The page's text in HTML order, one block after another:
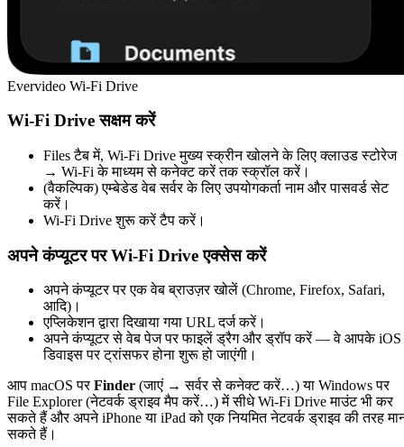
Evervideo Wi-Fi Drive
Wi-Fi Drive सक्षम करें
Files टैब में, Wi-Fi Drive मुख्य स्क्रीन खोलने के लिए क्लाउड स्टोरेज
→ Wi-Fi के माध्यम से कनेक्ट करें तक स्क्रॉल करें।
(वैकल्पिक) एम्बेडेड वेब सर्वर के लिए उपयोगकर्ता नाम और पासवर्ड सेट
करें।
Wi-Fi Drive शुरू करें टैप करें।
अपने कंप्यूटर पर Wi-Fi Drive एक्सेस करें
अपने कंप्यूटर पर एक वेब ब्राउज़र खोलें (Chrome, Firefox, Safari,
आदि)।
एप्लिकेशन द्वारा दिखाया गया URL दर्ज करें।
अपने कंप्यूटर से वेब पेज पर फाइलें ड्रैग और ड्रॉप करें — वे आपके iOS
डिवाइस पर ट्रांसफर होना शुरू हो जाएंगी।
आप macOS परFinder (जाएं → सर्वर से कनेक्ट करें…) या Windows पर
File Explorer (नेटवर्क ड्राइव मैप करें…) में सीधे Wi-Fi Drive माउंट भी कर
सकते हैं और अपने iPhone या iPad को एक नियमित नेटवर्क ड्राइव की तरह
सकते हैं।